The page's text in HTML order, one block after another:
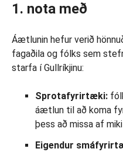
1. nota með
Áætlunin hefur verið
fagaðila og fólks sem
starfa í Gullríkjinu:
Sprotafyrirtæki:
áætlun til að koma
þess að missa af
Eigendur